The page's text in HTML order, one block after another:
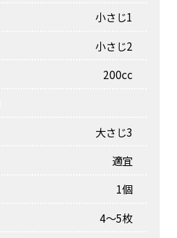
小さじ1
小さじ2
200cc
大さじ3
適宜
1個
4〜5枚